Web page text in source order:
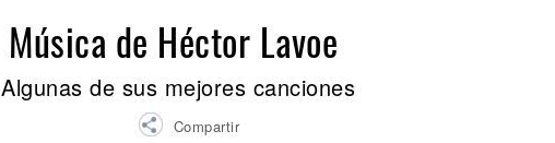
Música de Héctor Lavoe
Algunas de sus mejores canciones
Compartir